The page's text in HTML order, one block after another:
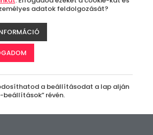
adatok feldolgozását?
a beállításodat a lap alján
beállítások” révén.